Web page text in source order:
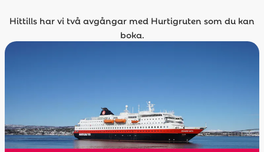
Hittills har vi två avgångar med Hurtigruten som du kan
boka.